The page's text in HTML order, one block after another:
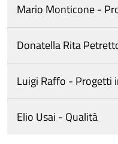
Mario Monticone -
Donatella Rita
Luigi Raffo - Progetti
Elio Usai - Qualità